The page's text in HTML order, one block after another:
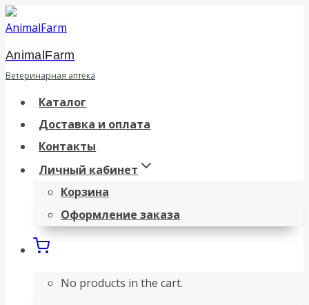
Перейти
к
содержанию
AnimalFarm
Ветеринарная аптека
Каталог
Доставка и оплата
Контакты
Личный кабинет
Корзина
Оформление заказа
No products in the cart.